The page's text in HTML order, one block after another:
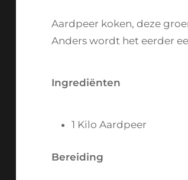
Aardpeer koken, deze
Anders wordt het eerder
Ingrediënten
1 Kilo Aardpeer
Bereiding